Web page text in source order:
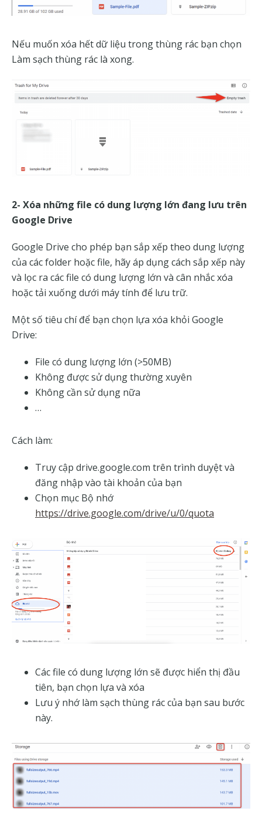
Nếu muốn xóa hết dữ liệu trong thùng rác bạn chọn
Làm sạch thùng rác là xong.
2- Xóa những file có dung lượng lớn đang lưu trên
Google Drive
Google Drive cho phép bạn sắp xếp theo dung lượng
của các folder hoặc file, hãy áp dụng cách sắp xếp này
và lọc ra các file có dung lượng lớn và cân nhắc xóa
hoặc tải xuống dưới máy tính để lưu trữ.
Một số tiêu chí để bạn chọn lựa xóa khỏi Google
Drive:
File có dung lượng lớn (>50MB)
Không được sử dụng thường xuyên
Không cần sử dụng nữa
…
Cách làm:
Truy cập drive.google.com trên trình duyệt và
đăng nhập vào tài khoản của bạn
Chọn mục Bộ nhớ
https://drive.google.com/drive/u/0/quota
Các file có dung lượng lớn sẽ được hiển thị đầu
tiên, bạn chọn lựa và xóa
Lưu ý nhớ làm sạch thùng rác của bạn sau bước
này.